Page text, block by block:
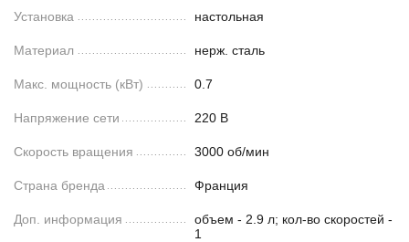
Установка настольная
Материал нерж. сталь
Макс. мощность (кВт) 0.7
Напряжение сети 220 В
Скорость вращения 3000 об/мин
Страна бренда Франция
Доп. информация
объем - 2.9 л; кол-во скоростей -
1